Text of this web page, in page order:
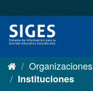
Organizaciones
Instituciones